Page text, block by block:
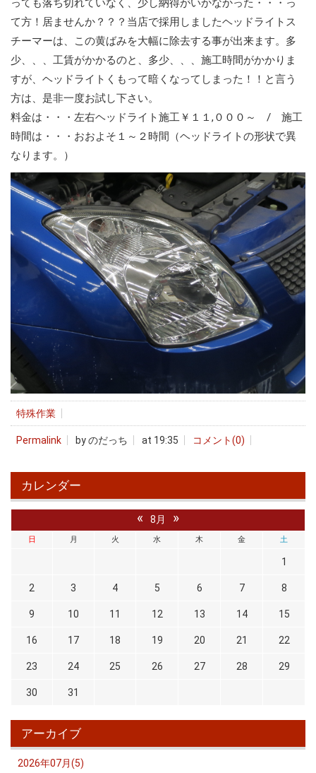
っても落ち切れていなく、少し納得がいかなかった・・・っ
て方！居ませんか？？？当店で採用しましたヘッドライトス
チーマーは、この黄ばみを大幅に除去する事が出来ます。多
少、、、工賃がかかるのと、多少、、、施工時間がかかりま
すが、ヘッドライトくもって暗くなってしまった！！と言う
方は、是非一度お試し下さい。
料金は・・・左右ヘッドライト施工￥１１,０００～ / 施工
時間は・・・おおよそ１～２時間（ヘッドライトの形状で異
なります。）
特殊作業
Permalink by のだっち at 19:35 コメント(0)
カレンダー
« 8月 »
日 月 火 水 木 金 土
1
2 3 4 5 6 7 8
9 10 11 12 13 14 15
16 17 18 19 20 21 22
23 24 25 26 27 28 29
30 31
アーカイブ
2026年07月(5)